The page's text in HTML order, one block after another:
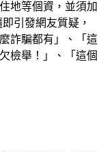
地等個資，並須加
引發網友質疑，
詐騙都有」、「這
檢舉！」、「這個